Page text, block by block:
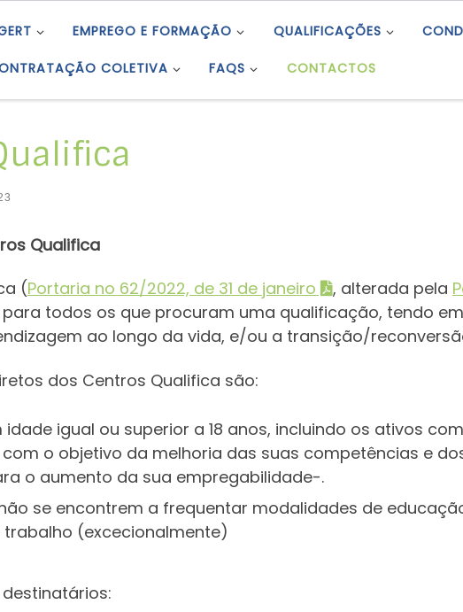
EMPREGO E FORMAÇÃO QUALIFICAÇÕES
COLETIVA FAQS CONTACTOS
Qualifica
(Portaria no 62/2022, de 31 de janeiro , alterada pela
todos os que procuram uma qualificação, tendo
ao longo da vida, e/ou a transição/
dos Centros Qualifica são:
igual ou superior a 18 anos, incluindo os ativos
o objetivo da melhoria das suas competências e
o aumento da sua empregabilidade-.
se encontrem a frequentar modalidades de
(excecionalmente)